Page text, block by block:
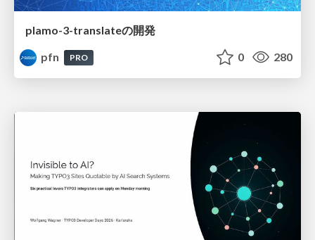
plamo-3-translateの開発
pfn
PRO 0 280